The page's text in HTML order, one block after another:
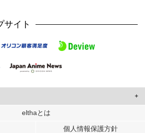
サイト
用して、ユーザーに合わせたコンテンツや広告の
elthaとは
個人情報保護方針